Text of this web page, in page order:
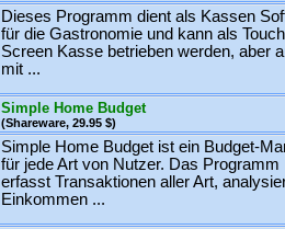
Dieses Programm dient als Kassen
für die Gastronomie und kann als Touch
Screen Kasse betrieben werden, aber
mit ...
Simple Home Budget
(Shareware, 29.95 $)
Simple Home Budget ist ein Budget-
für jede Art von Nutzer. Das Programm
erfasst Transaktionen aller Art,
Einkommen ...